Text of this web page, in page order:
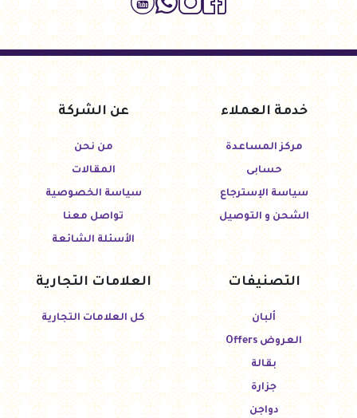
خدمة العملاء
مركز المساعدة
حسابى
سياسة الإسترجاع
الشحن و التوصيل
عن الشركة
من نحن
المقالات
سياسة الخصوصية
تواصل معنا
الأسئلة الشائعة
التصنيفات
ألبان
العروض Offers
بقالة
جزارة
دواجن
العلامات التجارية
كل العلامات التجارية